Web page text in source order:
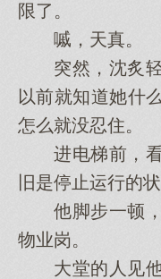
限了。
嘁，天真。
突然，沈炙轻
以前就知道她什
怎么就没忍住。
进电梯前，看
旧是停止运行的状
他脚步一顿，
物业岗。
大堂的人见他